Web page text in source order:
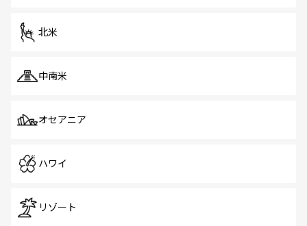
北米
中南米
オセアニア
ハワイ
リゾート